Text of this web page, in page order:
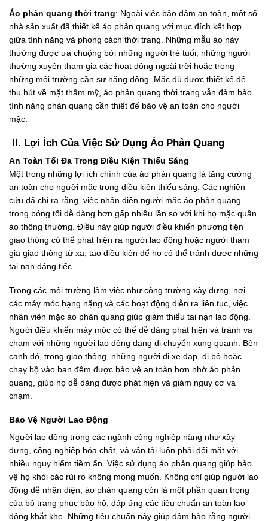
Áo phản quang thời trang: Ngoài việc bảo đảm an toàn, một số
nhà sản xuất đã thiết kế áo phản quang với mục đích kết hợp
giữa tính năng và phong cách thời trang. Những mẫu áo này
thường được ưa chuộng bởi những người trẻ tuổi, những người
thường xuyên tham gia các hoạt động ngoài trời hoặc trong
những môi trường cần sự năng động. Mặc dù được thiết kế để
thu hút về mặt thẩm mỹ, áo phản quang thời trang vẫn đảm bảo
tính năng phản quang cần thiết để bảo vệ an toàn cho người
mặc.
II. Lợi Ích Của Việc Sử Dụng Áo Phản Quang
An Toàn Tối Đa Trong Điều Kiện Thiếu Sáng
Một trong những lợi ích chính của áo phản quang là tăng cường
an toàn cho người mặc trong điều kiện thiếu sáng. Các nghiên
cứu đã chỉ ra rằng, việc nhận diện người mặc áo phản quang
trong bóng tối dễ dàng hơn gấp nhiều lần so với khi họ mặc quần
áo thông thường. Điều này giúp người điều khiển phương tiện
giao thông có thể phát hiện ra người lao động hoặc người tham
gia giao thông từ xa, tạo điều kiện để họ có thể tránh được những
tai nạn đáng tiếc.
Trong các môi trường làm việc như công trường xây dựng, nơi
các máy móc hạng nặng và các hoạt động diễn ra liên tục, việc
nhân viên mặc áo phản quang giúp giảm thiểu tai nạn lao động.
Người điều khiển máy móc có thể dễ dàng phát hiện và tránh va
chạm với những người lao động đang di chuyển xung quanh. Bên
cạnh đó, trong giao thông, những người đi xe đạp, đi bộ hoặc
chạy bộ vào ban đêm được bảo vệ an toàn hơn nhờ áo phản
quang, giúp họ dễ dàng được phát hiện và giảm nguy cơ va
chạm.
Bảo Vệ Người Lao Động
Người lao động trong các ngành công nghiệp nặng như xây
dựng, công nghiệp hóa chất, và vận tải luôn phải đối mặt với
nhiều nguy hiểm tiềm ẩn. Việc sử dụng áo phản quang giúp bảo
vệ họ khỏi các rủi ro không mong muốn. Không chỉ giúp người lao
động dễ nhận diện, áo phản quang còn là một phần quan trọng
của bộ trang phục bảo hộ, đáp ứng các tiêu chuẩn an toàn lao
động khắt khe. Những tiêu chuẩn này giúp đảm bảo rằng người